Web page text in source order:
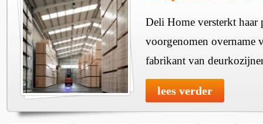
Deli Home versterkt haar
voorgenomen overname
fabrikant van
lees verder